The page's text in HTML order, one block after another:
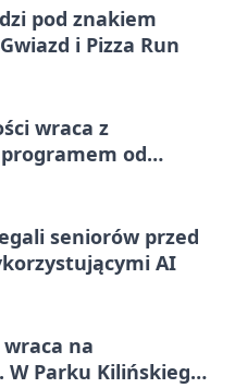
pod znakiem
i Pizza Run
wraca z
od
seniorów przed
AI
wraca na
W Parku Kilińskiego